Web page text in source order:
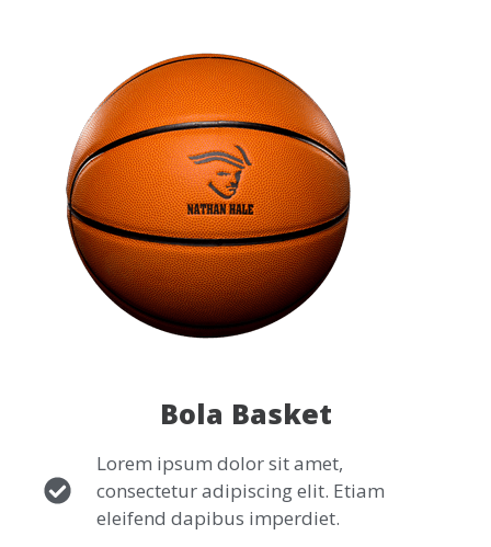
Bola Basket
Lorem ipsum dolor sit amet,
consectetur adipiscing elit. Etiam
eleifend dapibus imperdiet.